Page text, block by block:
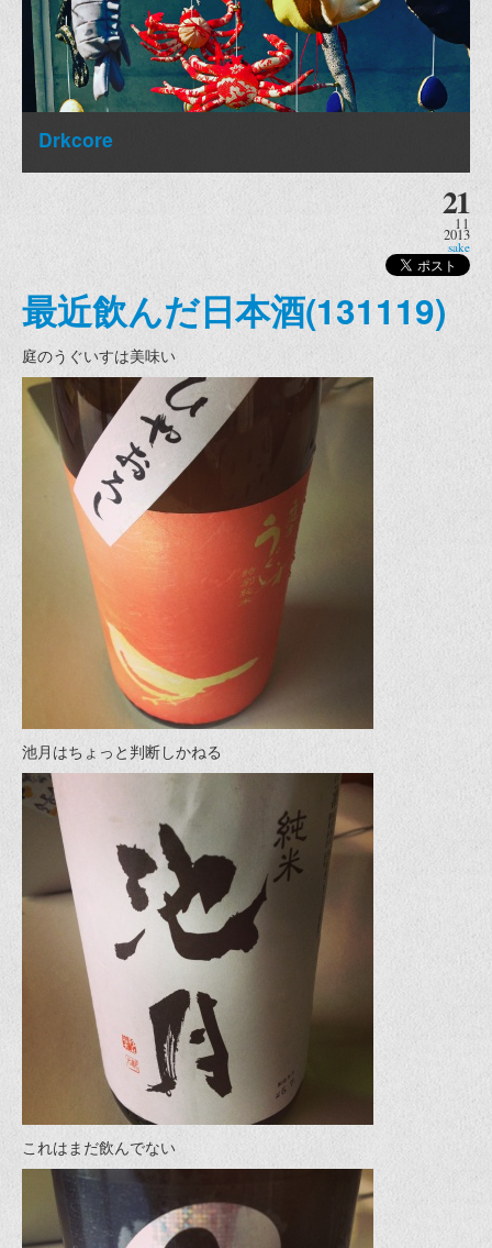
Drkcore
21
11
2013
sake
最近飲んだ日本酒(131119)
庭のうぐいすは美味い
池月はちょっと判断しかねる
これはまだ飲んでない